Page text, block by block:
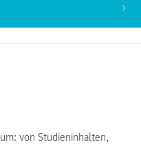
von Studieninhalten,